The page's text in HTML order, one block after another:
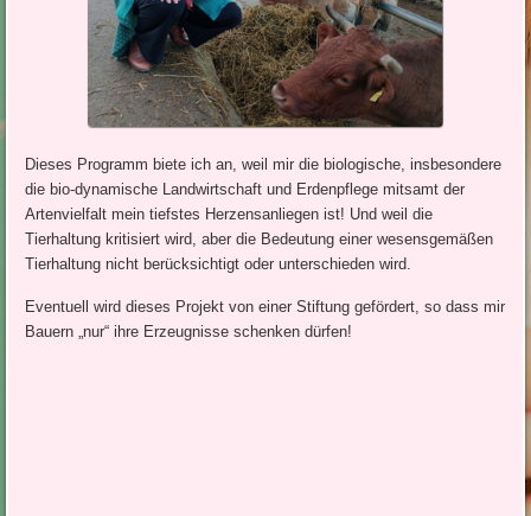
Dieses Programm biete ich an, weil mir die biologische, insbesondere
die bio-dynamische Landwirtschaft und Erdenpflege mitsamt der
Artenvielfalt mein tiefstes Herzensanliegen ist! Und weil die
Tierhaltung kritisiert wird, aber die Bedeutung einer wesensgemäßen
Tierhaltung nicht berücksichtigt oder unterschieden wird.
Eventuell wird dieses Projekt von einer Stiftung gefördert, so dass mir
Bauern „nur“ ihre Erzeugnisse schenken dürfen!